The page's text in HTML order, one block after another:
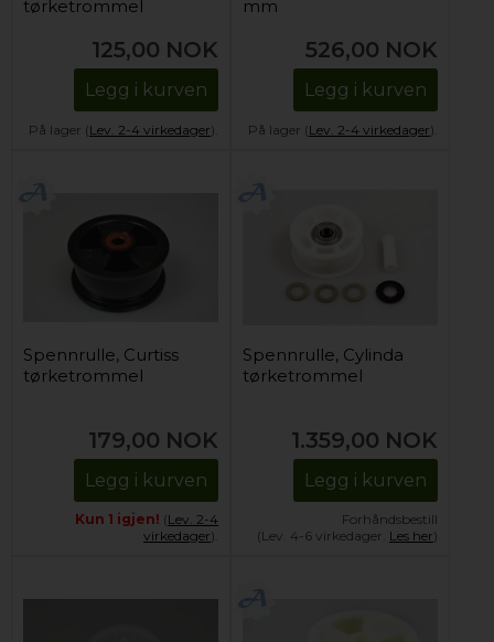
tørketrommel
125,00 NOK
Legg i kurven
På lager (Lev. 2-4 virkedager).
mm
526,00 NOK
Legg i kurven
På lager (Lev. 2-4 virkedager).
Spennrulle, Curtiss
tørketrommel
179,00 NOK
Legg i kurven
Kun 1 igjen! (Lev. 2-4
virkedager).
Spennrulle, Cylinda
tørketrommel
1.359,00 NOK
Legg i kurven
Forhåndsbestill
(Lev. 4-6 virkedager. Les her)